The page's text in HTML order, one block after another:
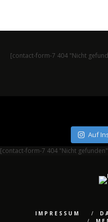
[contact-form-7 404 "Nicht
Auf
[contact-form-7 404 "Nicht
IMPRESSUM